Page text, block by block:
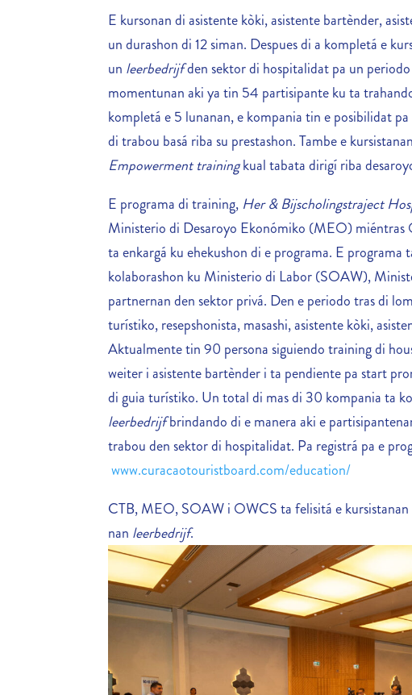
E kursonan di asistente kòki, asistente bartènder,
un durashon di 12 siman. Despues di a kompletá e
un leerbedrijfden sektor di hospitalidat pa un
momentunan aki ya tin 54 partisipante ku ta
kompletá e 5 lunanan, e kompania tin e posibilidat
di trabou basá riba su prestashon. Tambe e
Empowerment trainingkual tabata dirigí riba
E programa di training, Her & Bijscholingstraject
Ministerio di Desaroyo Ekonómiko (MEO) miéntras
ta enkargá ku ehekushon di e programa. E programa
kolaborashon ku Ministerio di Labor (SOAW),
partnernan den sektor privá. Den e periodo tras di
turístiko, resepshonista, masashi, asistente kòki,
Aktualmente tin 90 persona siguiendo training di
weiter i asistente bartènder i ta pendiente pa start
di guia turístiko. Un total di mas di 30 kompania ta
leerbedrijfbrindando di e manera aki e
trabou den sektor di hospitalidat. Pa registrá pa e
www.curacaotouristboard.com/education/
CTB, MEO, SOAW i OWCS ta felisitá e kursistanan
nan leerbedrijf.